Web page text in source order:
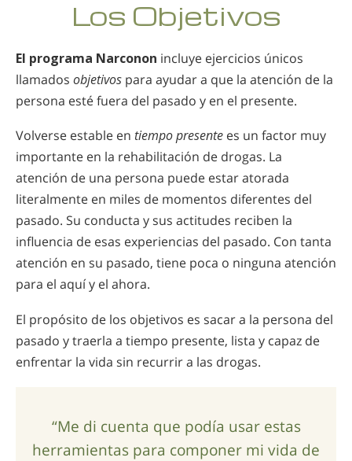
Los Objetivos
El programa Narconon incluye ejercicios únicos
llamados objetivos para ayudar a que la atención de la
persona esté fuera del pasado y en el presente.
Volverse estable en tiempo presente es un factor muy
importante en la rehabilitación de drogas. La
atención de una persona puede estar atorada
literalmente en miles de momentos diferentes del
pasado. Su conducta y sus actitudes reciben la
influencia de esas experiencias del pasado. Con tanta
atención en su pasado, tiene poca o ninguna atención
para el aquí y el ahora.
El propósito de los objetivos es sacar a la persona del
pasado y traerla a tiempo presente, lista y capaz de
enfrentar la vida sin recurrir a las drogas.
“Me di cuenta que podía usar estas
herramientas para componer mi vida de